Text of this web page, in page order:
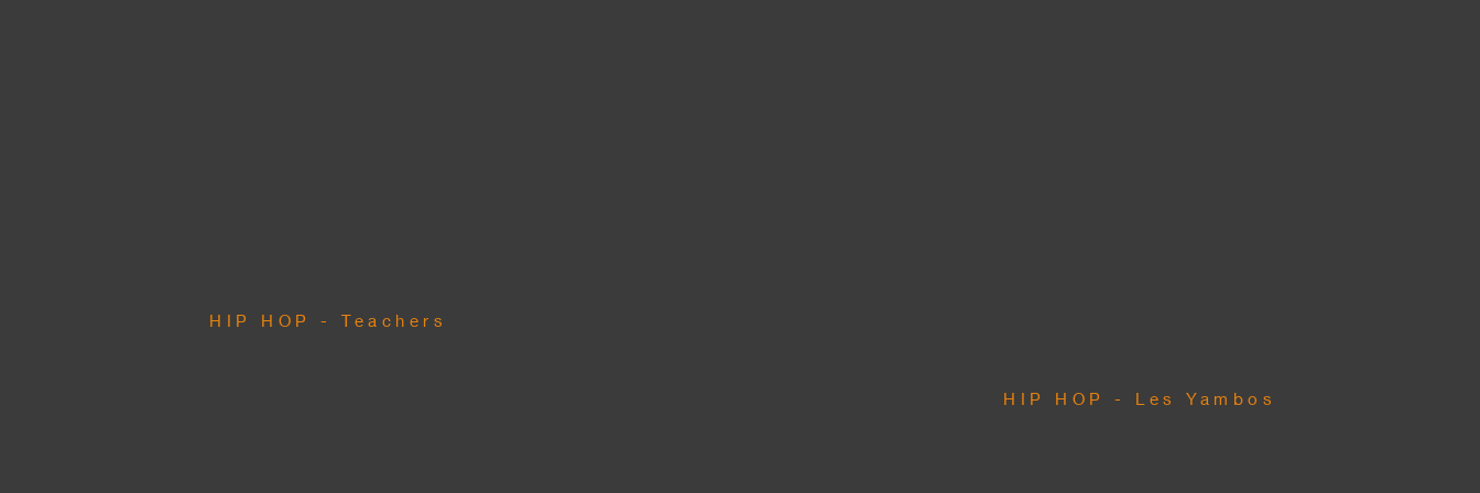
HIP HOP - Teachers
HIP HOP - Les Yambos